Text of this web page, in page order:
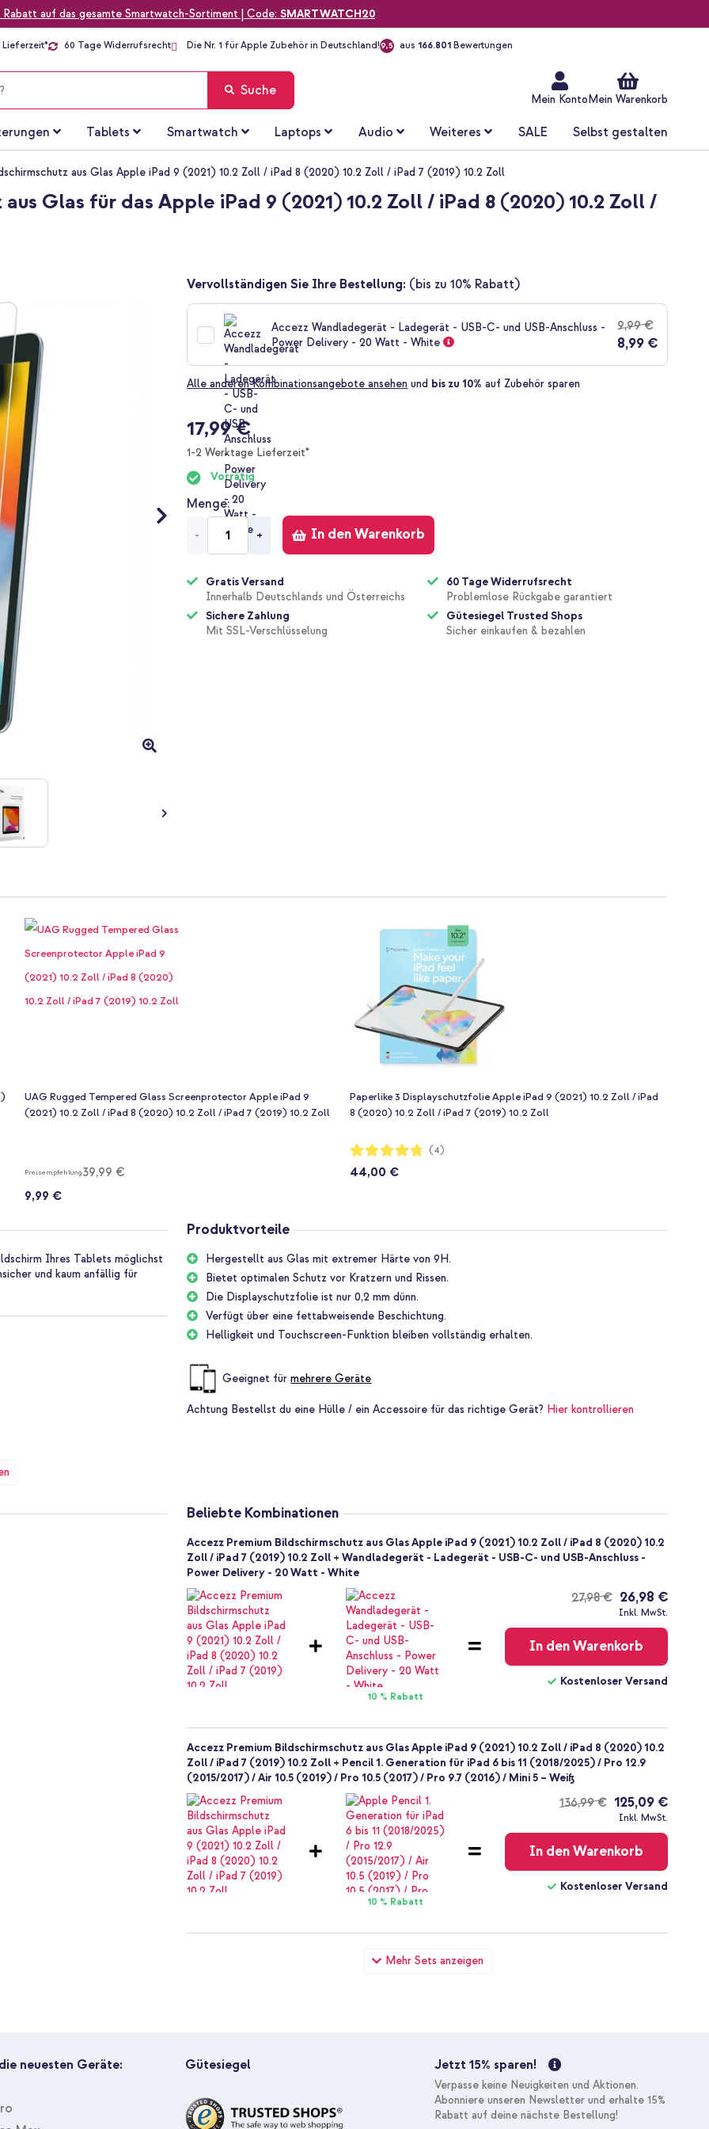
Rabatt auf das gesamte Smartwatch-Sortiment | Code: SMARTWATCH20
Lieferzeit* 60 Tage Widerrufsrecht Die Nr. 1 für Apple Zubehör in Deutschland!9,5 aus 166.801 Bewertungen
Mein Konto Mein Warenkorb
Suche
Tablets Smartwatch Laptops Audio Weiteres SALE Selbst gestalten
aus Glas Apple iPad 9 (2021) 10.2 Zoll / iPad 8 (2020) 10.2 Zoll / iPad 7 (2019) 10.2 Zoll
Glas für das Apple iPad 9 (2021) 10.2 Zoll / iPad 8 (2020) 10.2 Zoll /
Vervollständigen Sie Ihre Bestellung: (bis zu 10% Rabatt)
Accezz Wandladegerät - Ladegerät - USB-C- und USB-Anschluss -
Power Delivery - 20 Watt - White
9,99 €
8,99 €
Alle anderen Kombinationsangebote ansehen und bis zu 10% auf Zubehör sparen
17,99 €
1-2 Werktage Lieferzeit*
Vorrätig
Menge
- + In den Warenkorb
Gratis Versand
Innerhalb Deutschlands und Österreichs
Sichere Zahlung
Mit SSL-Verschlüsselung
60 Tage Widerrufsrecht
Problemlose Rückgabe garantiert
Gütesiegel Trusted Shops
Sicher einkaufen & bezahlen
UAG Rugged Tempered Glass Screenprotector Apple iPad 9
(2021) 10.2 Zoll / iPad 8 (2020) 10.2 Zoll / iPad 7 (2019) 10.2 Zoll
Preisempfehlung39,99 €
9,99 €
Paperlike 3 Displayschutzfolie Apple iPad 9 (2021) 10.2 Zoll / iPad
8 (2020) 10.2 Zoll / iPad 7 (2019) 10.2 Zoll
Bewertung:
95%
(4)
44,00 €
Ihres Tablets möglichst
und kaum anfällig für
Produktvorteile
Hergestellt aus Glas mit extremer Härte von 9H.
Bietet optimalen Schutz vor Kratzern und Rissen.
Die Displayschutzfolie ist nur 0,2 mm dünn.
Verfügt über eine fettabweisende Beschichtung.
Helligkeit und Touchscreen-Funktion bleiben vollständig erhalten.
Geeignet fürmehrere Geräte
Achtung Bestellst du eine Hülle / ein Accessoire für das richtige Gerät? Hier kontrollieren
Beliebte Kombinationen
Mehr Sets anzeigen
Accezz Premium Bildschirmschutz aus Glas Apple iPad 9 (2021) 10.2 Zoll / iPad 8 (2020) 10.2
Zoll / iPad 7 (2019) 10.2 Zoll + Wandladegerät - Ladegerät - USB-C- und USB-Anschluss -
Power Delivery - 20 Watt - White
10 % Rabatt
27,98 €
Kostenloser
26,98 €
Inkl. MwSt.
In den Warenkorb
Kostenloser Versand
Accezz Premium Bildschirmschutz aus Glas Apple iPad 9 (2021) 10.2 Zoll / iPad 8 (2020) 10.2
Zoll / iPad 7 (2019) 10.2 Zoll + Pencil 1. Generation für iPad 6 bis 11 (2018/2025) / Pro 12.9
(2015/2017) / Air 10.5 (2019) / Pro 10.5 (2017) / Pro 9.7 (2016) / Mini 5 – Weiß
10 % Rabatt
136,99 €
Kostenloser
125,09 €
Inkl. MwSt.
In den Warenkorb
Kostenloser Versand
Accezz Premium Bildschirmschutz aus Glas Apple iPad 9 (2021) 10.2 Zoll / iPad 8 (2020) 10.2
Zoll / iPad 7 (2019) 10.2 Zoll + USB-C zu Lightning-Kabel - Refurbished - 1 Meter - Weiß
neuesten Geräte:
Gütesiegel Jetzt 15% sparen!
Verpasse keine Neuigkeiten und Aktionen.
Abonniere unseren Newsletter und erhalte 15%
Rabatt auf deine nächste Bestellung!